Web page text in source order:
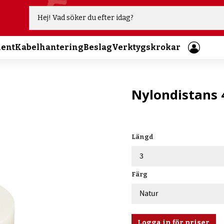
KabelhanteringBeslagVerktygskrokar
Nylondistans
Längd
Färg